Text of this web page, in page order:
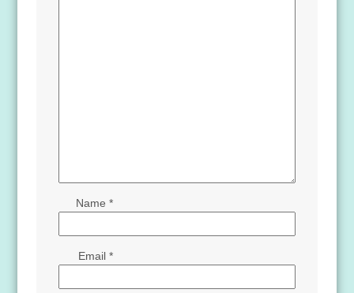
Name *
Email *